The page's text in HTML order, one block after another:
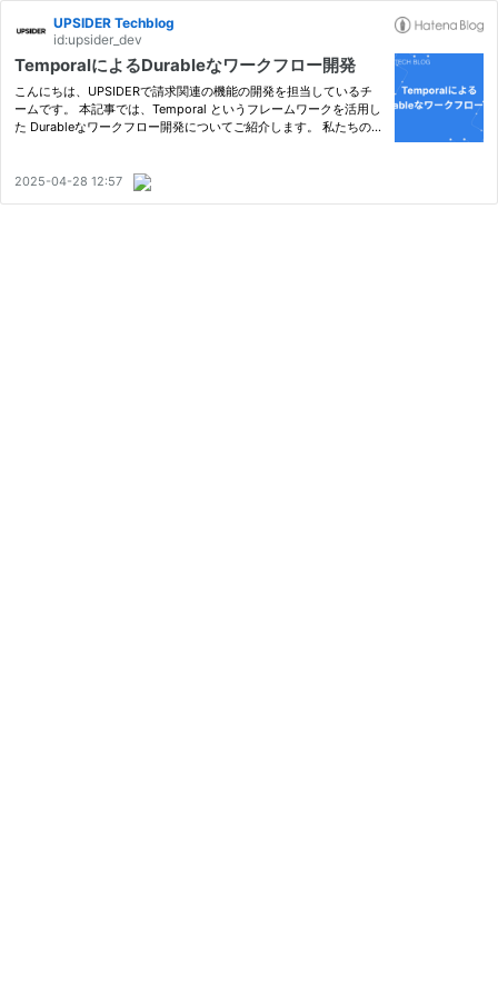
UPSIDER Techblog
id:upsider_dev
TemporalによるDurableなワークフロー開発
こんにちは、UPSIDERで請求関連の機能の開発を担当しているチ
ームです。 本記事では、Temporal というフレームワークを活用し
た Durableなワークフロー開発についてご紹介します。 私たちのチ
って…
2025-04-28 12:57